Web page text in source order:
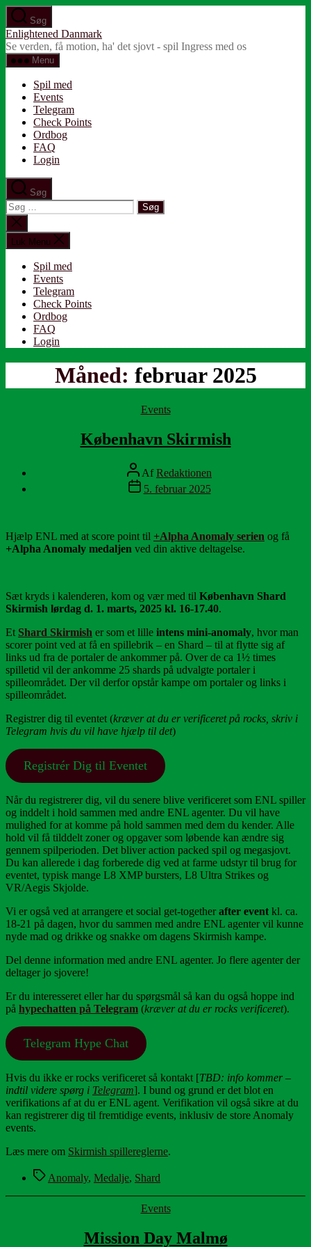
Spring
til
indholdet
Søg
Enlightened Danmark
Se verden, få motion, ha' det sjovt - spil Ingress med os
Menu
Spil med
Events
Telegram
Check Points
Ordbog
FAQ
Login
Søg
Søg
efter:
Luk
søgning
Luk Menu
Spil med
Events
Telegram
Check Points
Ordbog
FAQ
Login
Måned: februar 2025
Kategorier
Events
København Skirmish
Indlægsforfatter
AfRedaktionen
Indlægsdato
5. februar 2025
Hjælp ENL med at score point til +Alpha Anomaly serien og få
+Alpha Anomaly medaljen ved din aktive deltagelse.
Sæt kryds i kalenderen, kom og vær med til København Shard
Skirmish lørdag d. 1. marts, 2025 kl. 16-17.40.
Et Shard Skirmish er som et lille intens mini-anomaly, hvor man
scorer point ved at få en spillebrik – en Shard – til at flytte sig af
links ud fra de portaler de ankommer på. Over de ca 1½ times
spilletid vil der ankomme 25 shards på udvalgte portaler i
spilleområdet. Der vil derfor opstår kampe om portaler og links i
spilleområdet.
Registrer dig til eventet (kræver at du er verificeret på rocks, skriv i
Telegram hvis du vil have hjælp til det)
Registrér Dig til Eventet
Når du registrerer dig, vil du senere blive verificeret som ENL spiller
og inddelt i hold sammen med andre ENL agenter. Du vil have
mulighed for at komme på hold sammen med dem du kender. Alle
hold vil få tilddelt zoner og opgaver som løbende kan ændre sig
gennem spilperioden. Det bliver action packed spil og megasjovt.
Du kan allerede i dag forberede dig ved at farme udstyr til brug for
eventet, typisk mange L8 XMP bursters, L8 Ultra Strikes og
VR/Aegis Skjolde.
Vi er også ved at arrangere et social get-togetherafter event kl. ca.
18-21 på dagen, hvor du sammen med andre ENL agenter vil kunne
nyde mad og drikke og snakke om dagens Skirmish kampe.
Del denne information med andre ENL agenter. Jo flere agenter der
deltager jo sjovere!
Er du interesseret eller har du spørgsmål så kan du også hoppe ind
på hypechatten på Telegram (kræver at du er rocks verificeret).
Telegram Hype Chat
Hvis du ikke er rocks verificeret så kontakt [TBD: info kommer –
indtil videre spørg i Telegram]. I bund og grund er det blot en
verifikations af at du er ENL agent. Verifikation vil også sikre at du
kan registrerer dig til fremtidige events, inklusiv de store Anomaly
events.
Læs mere om Skirmish spillereglerne.
TagsAnomaly, Medalje, Shard
Kategorier
Events
Mission Day Malmø